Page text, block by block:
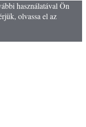
használatával Ön
olvassa el az